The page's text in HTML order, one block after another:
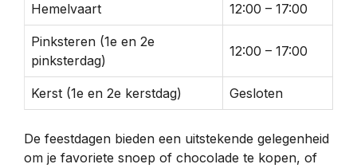
Hemelvaart 12:00 – 17:00
Pinksteren (1e en 2e
pinksterdag)
12:00 – 17:00
Kerst (1e en 2e kerstdag) Gesloten
De feestdagen bieden een uitstekende gelegenheid
om je favoriete snoep of chocolade te kopen, of